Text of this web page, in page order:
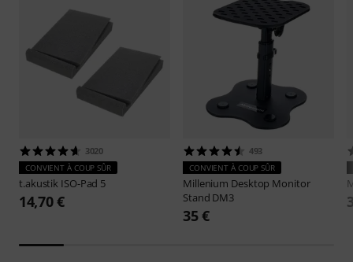
3020
CONVIENT À COUP SÛR
t.akustik ISO-Pad 5
14,70 €
493
CONVIENT À COUP SÛR
Millenium Desktop Monitor
Stand DM3
35 €